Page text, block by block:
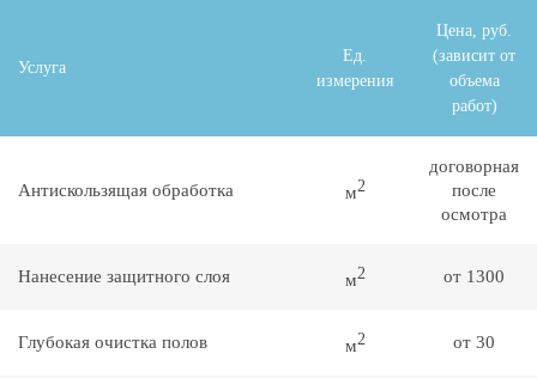
Услуга
Ед.
измерения
Цена, руб.
(зависит от
объема
работ)
Антискользящая обработка м2
договорная
после
осмотра
Нанесение защитного слоя м2 от 1300
Глубокая очистка полов м2 от 30